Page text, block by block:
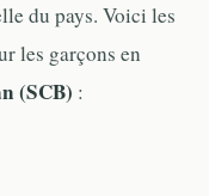
du pays. Voici les
les garçons en
(SCB) :